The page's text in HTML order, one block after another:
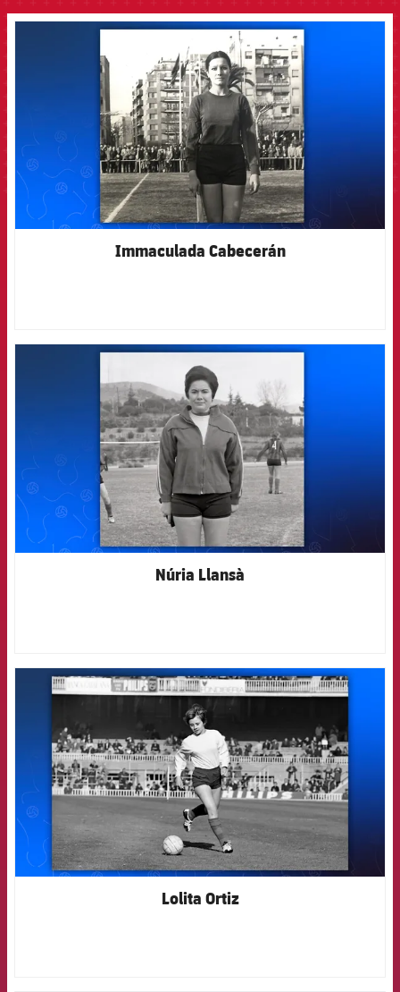
FCB Barcelona badge
Immaculada Cabecerán
FCB Barcelona badge
Núria Llansà
FCB Barcelona badge
Lolita Ortiz